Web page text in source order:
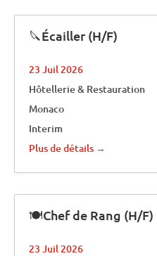
🔪Écailler (H/F)
23 Juil 2026
Hôtellerie & Restauration
Monaco
Interim
Plus de détails
🍽️Chef de Rang (H/F)
23 Juil 2026